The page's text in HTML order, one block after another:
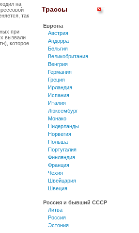
на
так
при
вызвали
которое
Трассы
Европа
Австрия
Андорра
Бельгия
Великобритания
Венгрия
Германия
Греция
Ирландия
Испания
Италия
Люксембург
Монако
Нидерланды
Норвегия
Польша
Португалия
Финляндия
Франция
Чехия
Швейцария
Швеция
Россия и бывший СССР
Литва
Россия
Эстония